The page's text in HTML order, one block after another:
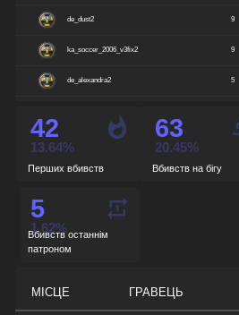
de_dust2 9
ka_soccer_2006_v3fix2 9
de_alexandra2 5
cs_office
de_port
42
Перших вбивств
13.64%
63
Вбивств на бігу
20.45%
5
Вбивств останнім
патроном
1.62%
МІСЦЕ ГРАВЕЦЬ